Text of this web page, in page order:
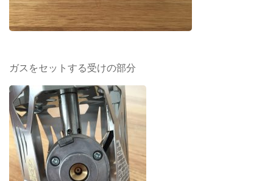
ガスをセットする受けの部分